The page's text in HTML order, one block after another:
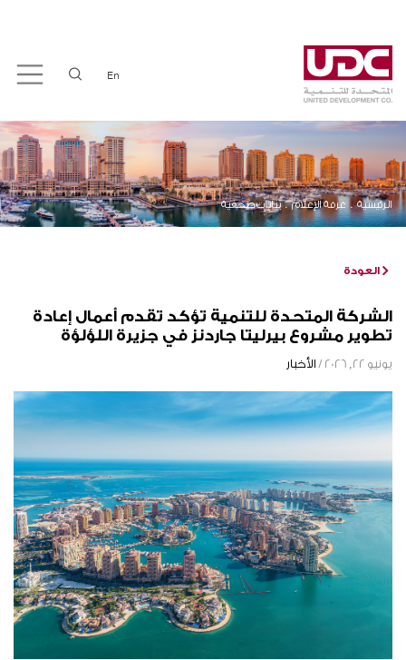
En
الرئيسية غرفة الإعلام بيانات صحفية
العودة
الشركة المتحدة للتنمية تؤكد تقدم أعمال إعادة
تطوير مشروع بيرليتا جاردنز في جزيرة اللؤلؤة
يونيو 22, 2026 / الأخبار